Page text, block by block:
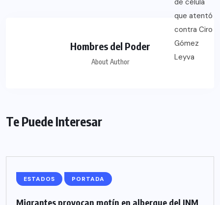
Hombres del Poder
About Author
Te Puede Interesar
ESTADOS PORTADA
Migrantes provocan motín en albergue del INM